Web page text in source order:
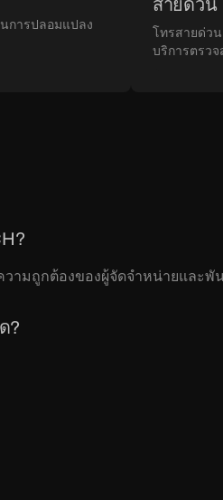
การปลอมแปลง
สายด่วน
โทรสายด่วน
บริการตรว
ามถูกต้องของผู้จัดจำหน่ายและพั
?